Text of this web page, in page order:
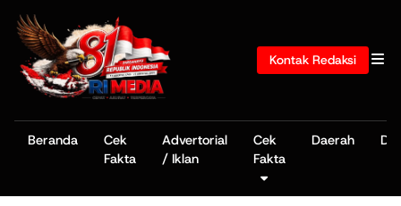
Kontak Redaksi
Beranda
Cek
Fakta
Advertorial
/ Iklan
Cek
Fakta
Daerah